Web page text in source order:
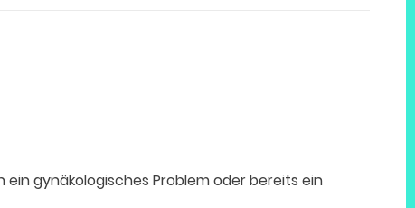
gynäkologisches Problem oder bereits ein